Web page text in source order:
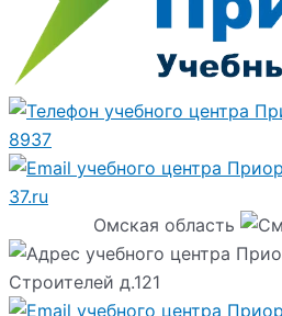
8937
37.ru
Омская область
Строителей д.121